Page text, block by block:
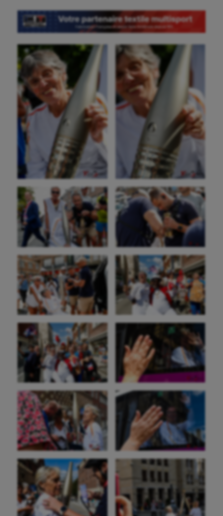
Aéronautique
Athlétisme
Auto
Aviron
Balle à la main
Ballon au poing
Baseball
Billard
Boules lyonnaises
Canoë-kayak
Cerf Volant
Cheerleading
Course à pied
Crossfit
Cyclisme
Danse
Equitation
Escalade